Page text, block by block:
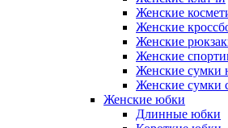
Женские
Женские
Женские
Женские
Женские сумки
Женские сумки
Женские юбки
Длинные юбки